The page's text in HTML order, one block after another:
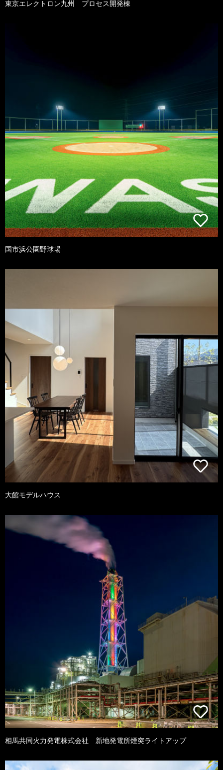
東京エレクトロン九州 プロセス開発棟
国市浜公園野球場
大館モデルハウス
相馬共同火力発電株式会社 新地発電所煙突ライトアップ